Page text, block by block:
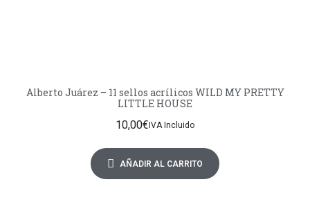
Alberto Juárez – 11 sellos acrílicos WILD MY PRETTY
LITTLE HOUSE
10,00€ IVA Incluido
AÑADIR AL CARRITO